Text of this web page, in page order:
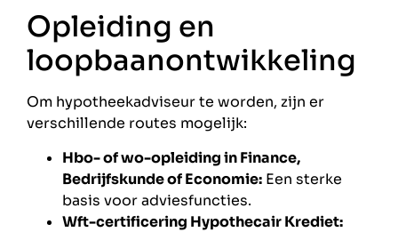
Opleiding en
loopbaanontwikkeling
Om hypotheekadviseur te worden, zijn er
verschillende routes mogelijk:
Hbo- of wo-opleiding in Finance,
Bedrijfskunde of Economie: Een sterke
basis voor adviesfuncties.
Wft-certificering Hypothecair Krediet: